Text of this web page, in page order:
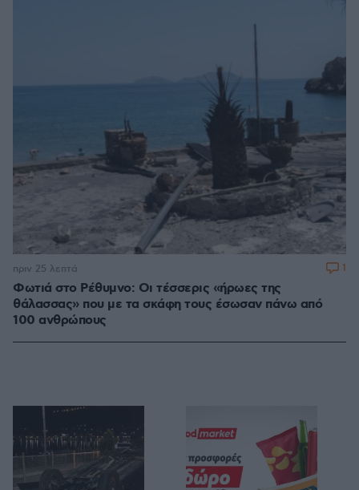
Φωτιά στο Ρέθυμνο: Οι τέσσερις «ήρωες της
θάλασσας» που με τα σκάφη τους έσωσαν πάνω από
100 ανθρώπους
πριν 25 λεπτά 1